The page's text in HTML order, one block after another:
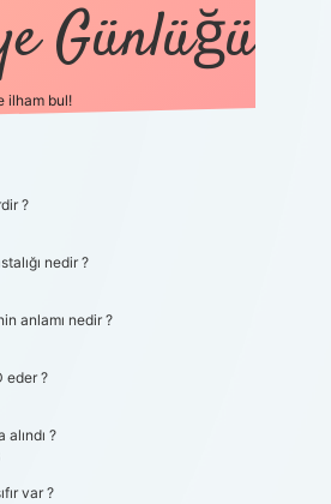
Günlüğü
ilham bul!
?
nedir ?
anlamı nedir ?
eder ?
?
var ?